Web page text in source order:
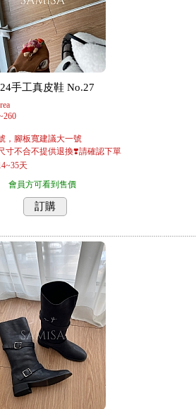
手工真皮鞋 No.27
，腳板寬建議大一號
寸不合不提供退換❣️請確認下單
天
會員方可看到售價
訂購